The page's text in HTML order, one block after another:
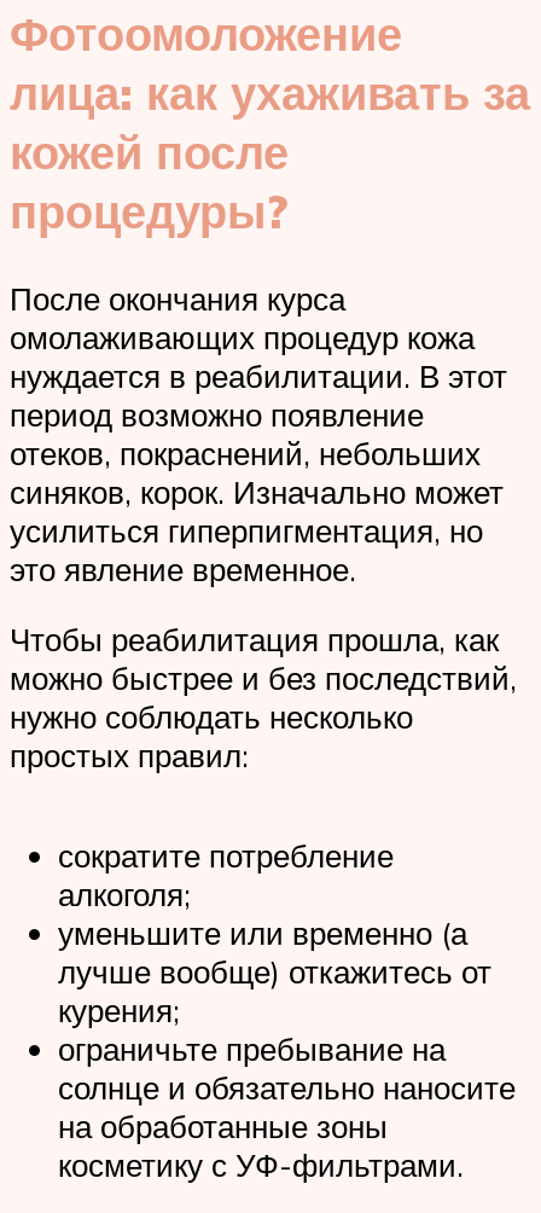
Фотоомоложение
лица: как ухаживать за
кожей после
процедуры?
После окончания курса
омолаживающих процедур кожа
нуждается в реабилитации. В этот
период возможно появление
отеков, покраснений, небольших
синяков, корок. Изначально может
усилиться гиперпигментация, но
это явление временное.
Чтобы реабилитация прошла, как
можно быстрее и без последствий,
нужно соблюдать несколько
простых правил:
сократите потребление
алкоголя;
уменьшите или временно (а
лучше вообще) откажитесь от
курения;
ограничьте пребывание на
солнце и обязательно наносите
на обработанные зоны
косметику с УФ-фильтрами.